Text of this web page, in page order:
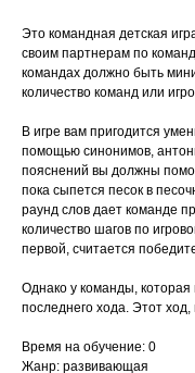
Это командная детская
своим партнерам по
командах должно быть
количество команд или
В игре вам пригодится
помощью синонимов,
пояснений вы должны
пока сыпется песок в
раунд слов дает команде
количество шагов по
первой, считается
Однако у команды, которая
последнего хода. Этот
Время на обучение: 0
Жанр: развивающая